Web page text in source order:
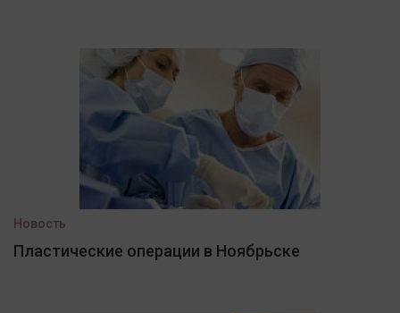
Новость
Пластические операции в Ноябрьске